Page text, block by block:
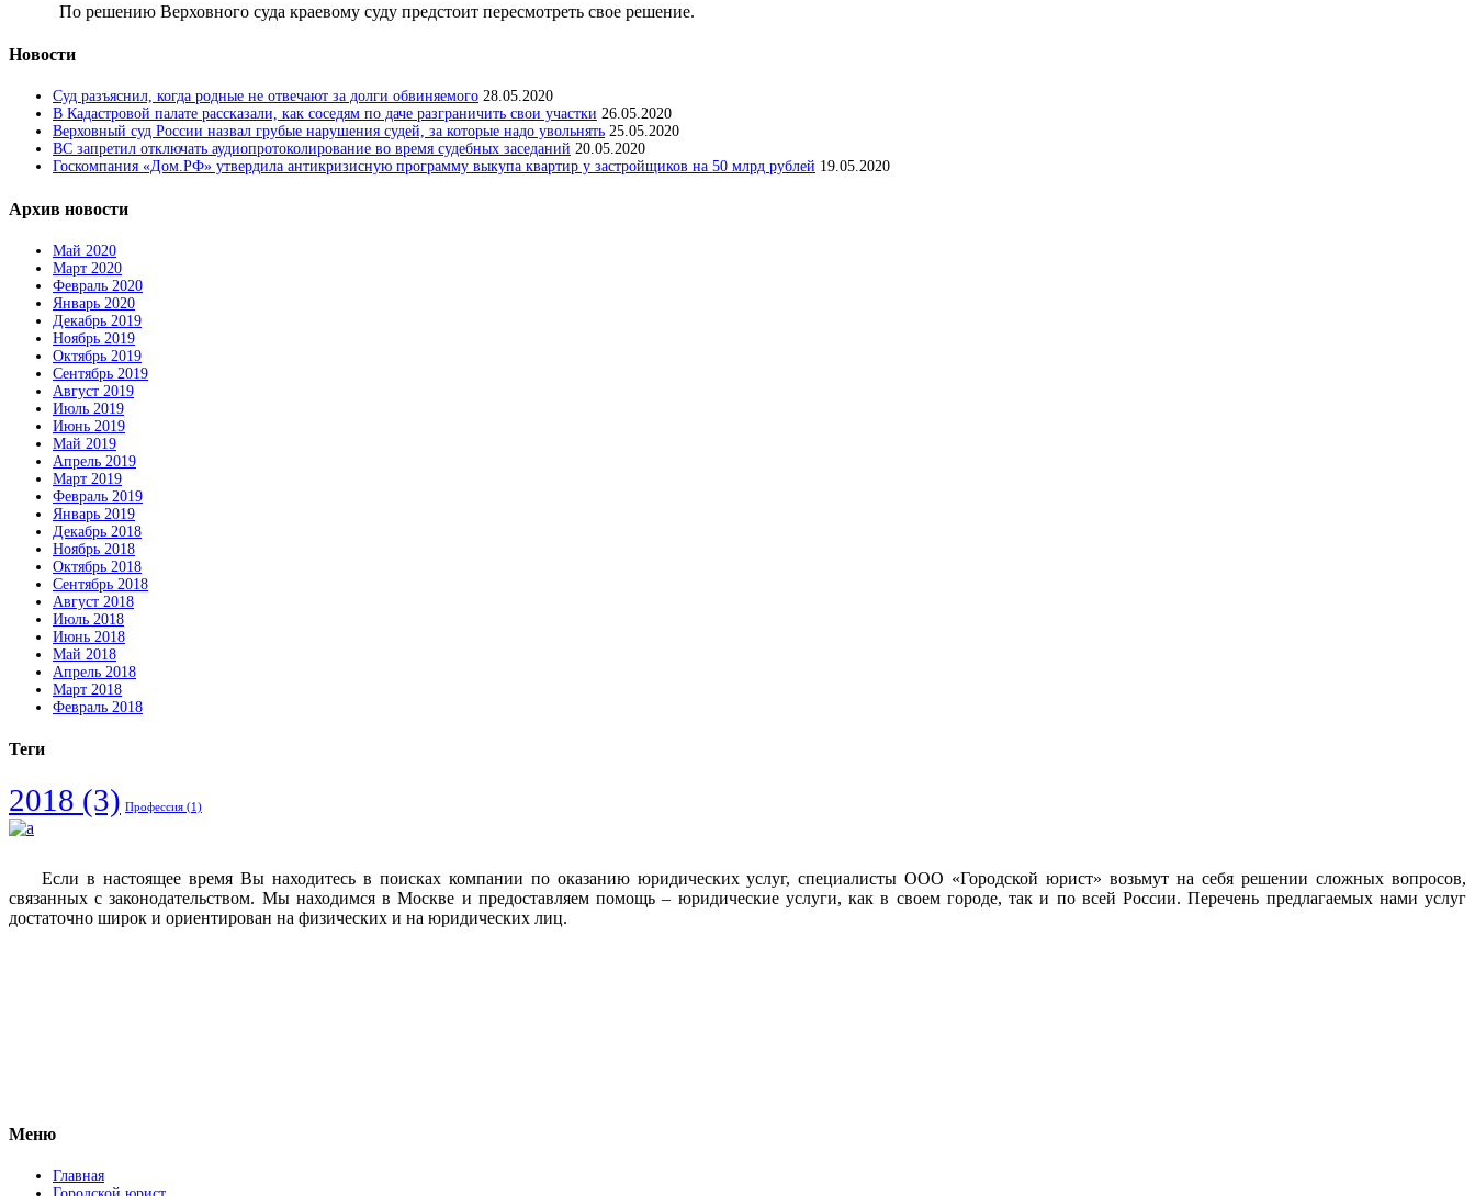
По решению Верховного суда краевому суду предстоит пересмотреть свое решение.
Новости
Суд разъяснил, когда родные не отвечают за долги обвиняемого 28.05.2020
В Кадастровой палате рассказали, как соседям по даче разграничить свои участки 26.05.2020
Верховный суд России назвал грубые нарушения судей, за которые надо увольнять 25.05.2020
ВС запретил отключать аудиопротоколирование во время судебных заседаний 20.05.2020
Госкомпания «Дом.РФ» утвердила антикризисную программу выкупа квартир у застройщиков на 50 млрд рублей 19.05.2020
Архив новости
Май 2020
Март 2020
Февраль 2020
Январь 2020
Декабрь 2019
Ноябрь 2019
Октябрь 2019
Сентябрь 2019
Август 2019
Июль 2019
Июнь 2019
Май 2019
Апрель 2019
Март 2019
Февраль 2019
Январь 2019
Декабрь 2018
Ноябрь 2018
Октябрь 2018
Сентябрь 2018
Август 2018
Июль 2018
Июнь 2018
Май 2018
Апрель 2018
Март 2018
Февраль 2018
Теги
2018 (3) Профессия (1)
Если в настоящее время Вы находитесь в поисках компании по оказанию юридических услуг, специалисты ООО «Городской юрист» возьмут на себя решении сложных вопросов,
связанных с законодательством. Мы находимся в Москве и предоставляем помощь – юридические услуги, как в своем городе, так и по всей России. Перечень предлагаемых нами услуг
достаточно широк и ориентирован на физических и на юридических лиц.
Меню
Главная